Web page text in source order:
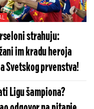
strahuju:
im kradu heroja
Svetskog prvenstva!
Ligu šampiona?